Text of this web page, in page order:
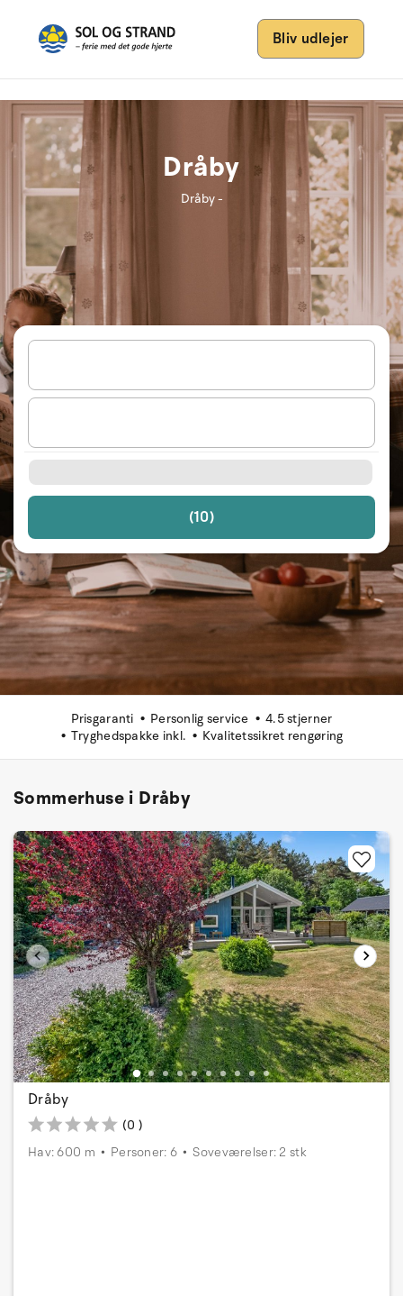
Bliv udlejer
(10)
Dråby
Dråby -
Prisgaranti Personlig service
4.5 stjerner
Tryghedspakke inkl.
Kvalitetssikret rengøring
Sommerhuse i Dråby
Dråby
(0 )
Hav: 600 m
Personer: 6 Soveværelser: 2 stk